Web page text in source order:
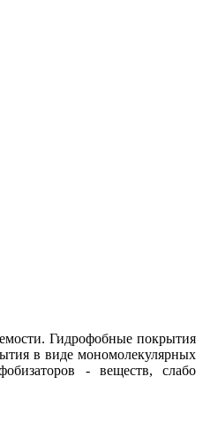
Гидрофобные покрытия
в виде мономолекулярных
- веществ, слабо